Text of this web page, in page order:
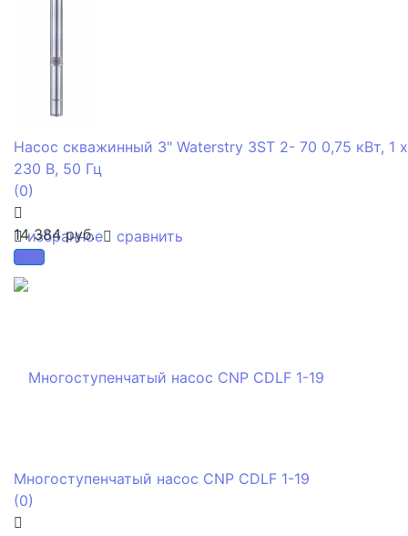
избранное сравнить
Насос скважинный 3" Waterstry 3ST 2- 70 0,75 кВт, 1 х
230 В, 50 Гц
(0)
14 384 руб.
Многоступенчатый насос CNP CDLF 1-19
(0)